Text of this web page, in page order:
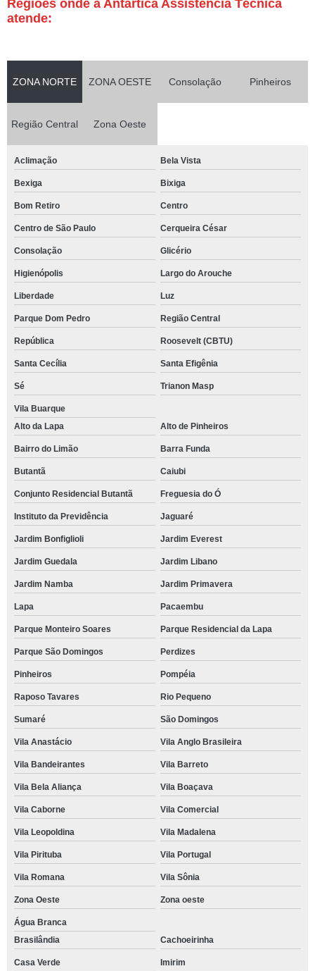
Regiões onde a Antártica Assistência Técnica
atende:
ZONA NORTE ZONA OESTE Consolação Pinheiros
Região Central Zona Oeste
Aclimação Bela Vista
Bexiga Bixiga
Bom Retiro Centro
Centro de São Paulo Cerqueira César
Consolação Glicério
Higienópolis Largo do Arouche
Liberdade Luz
Parque Dom Pedro Região Central
República Roosevelt (CBTU)
Santa Cecília Santa Efigênia
Sé Trianon Masp
Vila Buarque
Alto da Lapa
Alto de Pinheiros
Bairro do Limão Barra Funda
Butantã Caiubi
Conjunto Residencial Butantã Freguesia do Ó
Instituto da Previdência Jaguaré
Jardim Bonfiglioli Jardim Everest
Jardim Guedala Jardim Libano
Jardim Namba Jardim Primavera
Lapa Pacaembu
Parque Monteiro Soares Parque Residencial da Lapa
Parque São Domingos Perdizes
Pinheiros Pompéia
Raposo Tavares Rio Pequeno
Sumaré São Domingos
Vila Anastácio Vila Anglo Brasileira
Vila Bandeirantes Vila Barreto
Vila Bela Aliança Vila Boaçava
Vila Caborne Vila Comercial
Vila Leopoldina Vila Madalena
Vila Pirituba Vila Portugal
Vila Romana Vila Sônia
Zona Oeste Zona oeste
Água Branca
Brasilândia
Cachoeirinha
Casa Verde Imirim